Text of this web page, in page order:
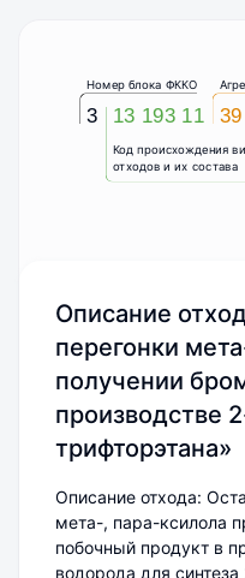
3
Номер блока ФККО
Код происхождения
отходов и их состава
13 193 11 39
Описание
перегонки
получении
производстве
трифторэтана»
Описание отхода:
мета-, пара-ксилола
побочный продукт в
водорода для